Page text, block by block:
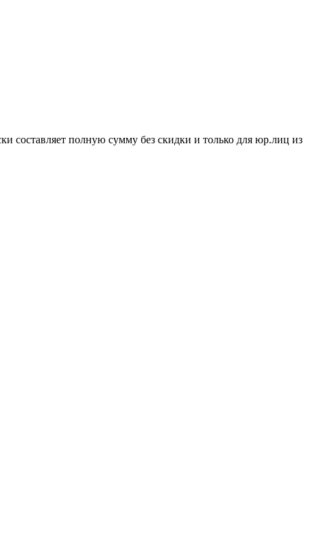
составляет полную сумму без скидки и только для юр.лиц из